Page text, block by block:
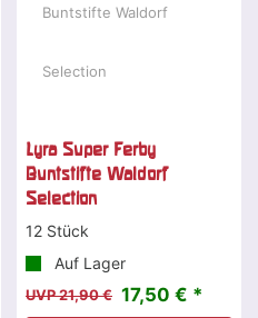
Lyra Super Ferby
Buntstifte Waldorf
Selection
12 Stück
Auf Lager
UVP 21,90 € 17,50 € *